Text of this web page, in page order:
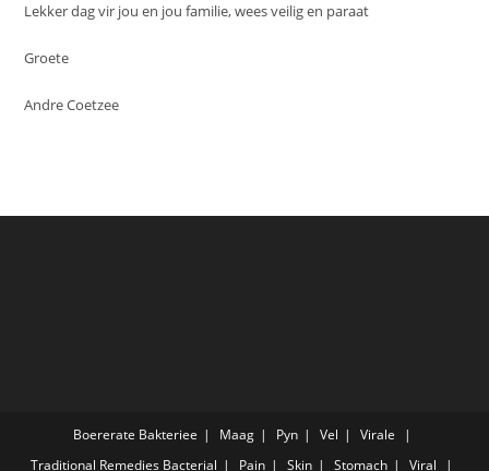
Lekker dag vir jou en jou familie, wees veilig en paraat
Groete
Andre Coetzee
Boererate Bakteriee Maag Pyn Vel
Virale
Traditional Remedies Bacterial Pain Skin Stomach Viral